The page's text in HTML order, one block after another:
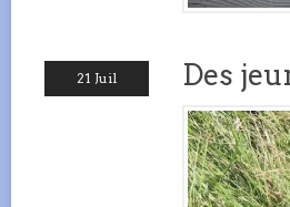
21 Juil Des